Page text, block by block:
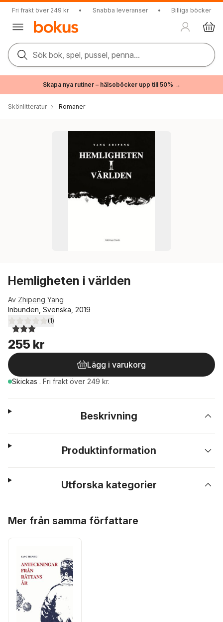
Fri frakt över 249 kr • Snabba leveranser • Billiga böcker
Sök bok, spel, pussel, penna...
Skapa nya rutiner – hälsoböcker upp till 50% →
Skönlitteratur Romaner
Hemligheten i världen
Av Zhipeng Yang
Inbunden, Svenska, 2019
3,0utav 5 stjärnor. Totalt antal röster:
(1)
255 kr
Lägg i varukorg
Skickas . Fri frakt över 249 kr.
Beskrivning
Produktinformation
Utforska kategorier
Mer från samma författare